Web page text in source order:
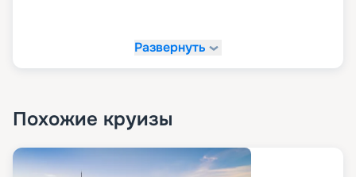
Развернуть
Похожие круизы